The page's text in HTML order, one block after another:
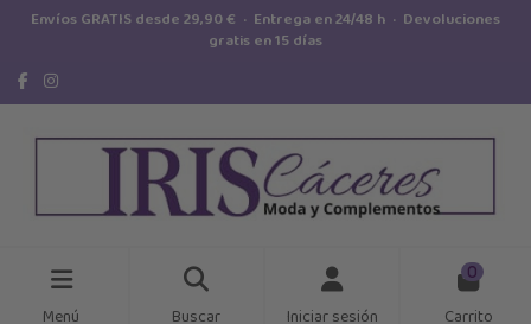
Envíos GRATIS desde 29,90 € · Entrega en 24/48 h · Devoluciones
gratis en 15 días
Menú Buscar Iniciar sesión
0
Carrito